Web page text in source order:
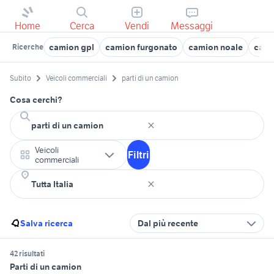
Home Cerca Vendi Messaggi
Ricerche camion gpl camion furgonato camion noale
Subito Veicoli commerciali parti di un camion
Cosa cerchi?
Veicoli
commerciali
Filtri
Salva ricerca Dal più recente
42 risultati
Parti di un camion